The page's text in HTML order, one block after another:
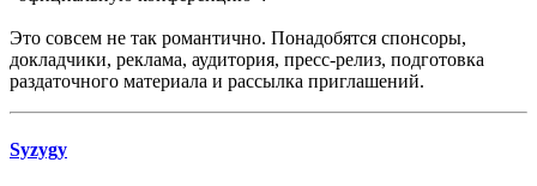
Это совсем не так романтично. Понадобятся спонсоры,
докладчики, реклама, аудитория, пресс-релиз, подготовка
раздаточного материала и рассылка приглашений.
Syzygy